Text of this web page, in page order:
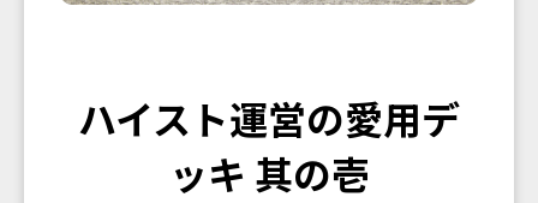
ハイスト運営の愛用デ
ッキ 其の壱